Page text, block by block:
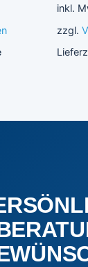
auf
inkl.
zzgl.